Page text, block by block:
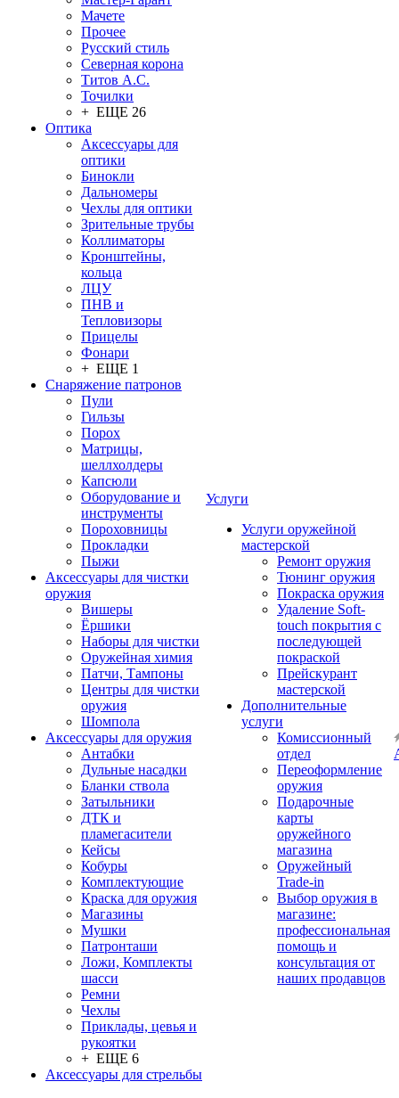
Мачете
Прочее
Русский стиль
Северная корона
Титов А.С.
Точилки
+ ЕЩЕ 26
Оптика
Аксессуары для
оптики
Бинокли
Дальномеры
Чехлы для оптики
Зрительные трубы
Коллиматоры
Кронштейны,
кольца
ЛЦУ
ПНВ и
Тепловизоры
Прицелы
Фонари
+ ЕЩЕ 1
Снаряжение патронов
Пули
Гильзы
Порох
Матрицы,
шеллхолдеры
Капсюли
Оборудование и
инструменты
Пороховницы
Прокладки
Пыжи
Аксессуары для чистки
оружия
Вишеры
Ёршики
Наборы для чистки
Оружейная химия
Патчи, Тампоны
Центры для чистки
оружия
Шомпола
Аксессуары для оружия
Антабки
Дульные насадки
Бланки ствола
Затыльники
ДТК и
пламегасители
Кейсы
Кобуры
Комплектующие
Краска для оружия
Магазины
Мушки
Патронташи
Ложи, Комплекты
шасси
Ремни
Чехлы
Приклады, цевья и
рукоятки
+ ЕЩЕ 6
Аксессуары для стрельбы
Услуги
Услуги оружейной
мастерской
Ремонт оружия
Тюнинг оружия
Покраска оружия
Удаление Soft-
touch покрытия с
последующей
покраской
Прейскурант
мастерской
Дополнительные
услуги
Комиссионный
отдел
Переоформление
оружия
Подарочные
карты
оружейного
магазина
Оружейный
Trade-in
Выбор оружия в
магазине:
профессиональная
помощь и
консультация от
наших продавцов